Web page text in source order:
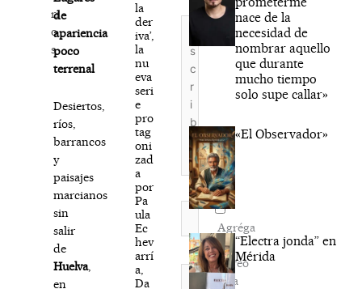
ri
o
s
de
apariencia
poco
terrenal
Desiertos,
ríos,
barrancos
y
paisajes
marcianos
sin
salir
de
Huelva,
en
la
der
iva’,
la
nu
eva
seri
e
pro
tag
oni
zad
a
por
Pa
ula
Ec
hev
arrí
a,
Da
Escribe
Nombre*
Correo
Agréga
mi
correo
para
nace de la
necesidad de
nombrar aquello
que durante
mucho tiempo
solo supe callar»
«El Observador»
“Electra jonda” en
Mérida